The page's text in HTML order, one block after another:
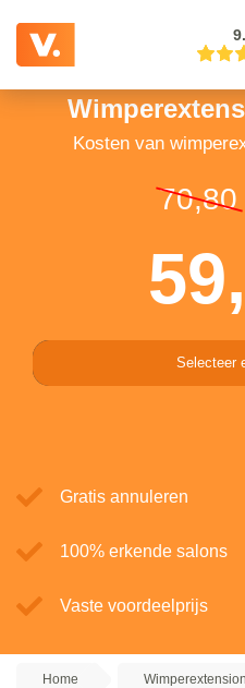
Kosten van
70,80
Selecteer
Gratis annuleren
100% erkende salons
Vaste voordeelprijs
Home